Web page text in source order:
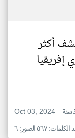
أكثر
Oct 03, 2024
سنة
٥٦٧ الصور: ٦